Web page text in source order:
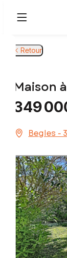
Retour
Maison
349
Begles -